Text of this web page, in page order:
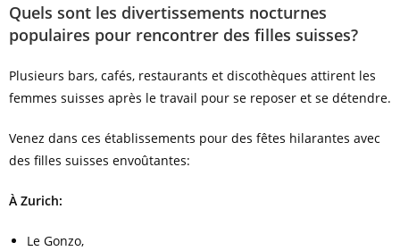
Quels sont les divertissements nocturnes
populaires pour rencontrer des filles suisses?
Plusieurs bars, cafés, restaurants et discothèques attirent les
femmes suisses après le travail pour se reposer et se détendre.
Venez dans ces établissements pour des fêtes hilarantes avec
des filles suisses envoûtantes:
À Zurich:
Le Gonzo,